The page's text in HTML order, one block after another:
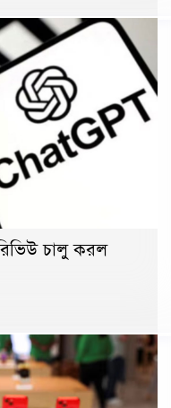
চালু করল